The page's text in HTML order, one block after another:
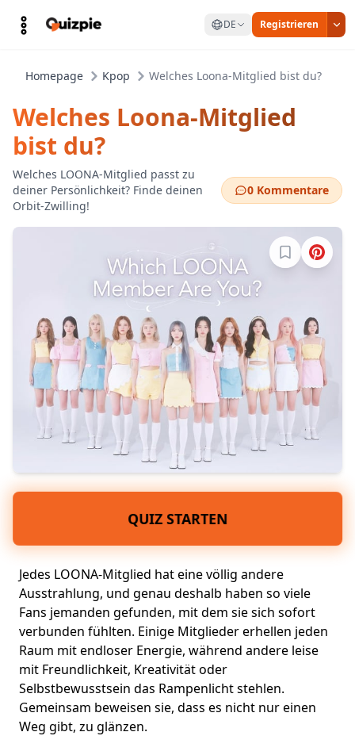
DE Registrieren
Homepage Kpop Welches Loona-Mitglied bist du?
Welches Loona-Mitglied
bist du?
Welches LOONA-Mitglied passt zu
deiner Persönlichkeit? Finde deinen
Orbit-Zwilling!
0 Kommentare
Melde dich
QUIZ STARTEN
Jedes LOONA-Mitglied hat eine völlig andere
Ausstrahlung, und genau deshalb haben so viele
Fans jemanden gefunden, mit dem sie sich sofort
verbunden fühlten. Einige Mitglieder erhellen jeden
Raum mit endloser Energie, während andere leise
mit Freundlichkeit, Kreativität oder
Selbstbewusstsein das Rampenlicht stehlen.
Gemeinsam beweisen sie, dass es nicht nur einen
Weg gibt, zu glänzen.